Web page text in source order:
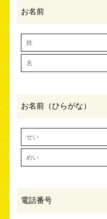
お名前
お名前（ひらがな）
電話番号